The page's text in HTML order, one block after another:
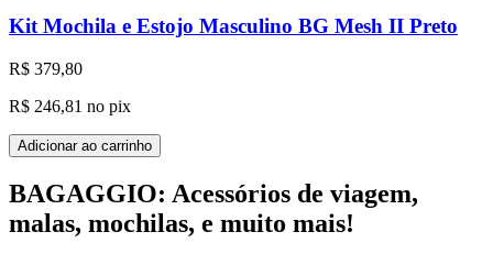
Kit Mochila e Estojo Masculino BG Mesh II Preto
R$ 379,80
R$ 246,81 no pix
Adicionar ao carrinho
BAGAGGIO: Acessórios de viagem,
malas, mochilas, e muito mais!